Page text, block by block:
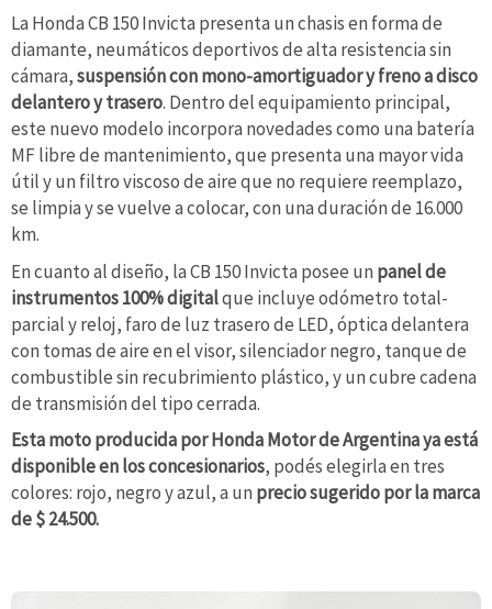
La Honda CB 150 Invicta presenta un chasis en forma de
diamante, neumáticos deportivos de alta resistencia sin
cámara,suspensión con mono-amortiguador y freno a disco
delantero y trasero. Dentro del equipamiento principal,
este nuevo modelo incorpora novedades como una batería
MF libre de mantenimiento, que presenta una mayor vida
útil y un filtro viscoso de aire que no requiere reemplazo,
se limpia y se vuelve a colocar, con una duración de 16.000
km.
En cuanto al diseño, la CB 150 Invicta posee un panel de
instrumentos 100% digitalque incluye odómetro total-
parcial y reloj, faro de luz trasero de LED, óptica delantera
con tomas de aire en el visor, silenciador negro, tanque de
combustible sin recubrimiento plástico, y un cubre cadena
de transmisión del tipo cerrada.
Esta moto producida por Honda Motor de Argentina ya está
disponible en los concesionarios, podés elegirla en tres
colores: rojo, negro y azul, a un precio sugerido por la marca
de $ 24.500.